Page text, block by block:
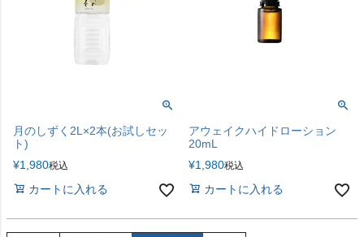
月のしずく2L×2本(お試しセッ
ト)
¥1,980税込
カートに入れる
アウェイクハイドローション
20mL
¥1,980税込
カートに入れる